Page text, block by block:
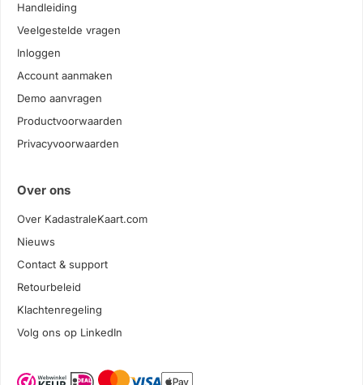
Handleiding
Veelgestelde vragen
Inloggen
Account aanmaken
Demo aanvragen
Productvoorwaarden
Privacyvoorwaarden
Over ons
Over KadastraleKaart.com
Nieuws
Contact & support
Retourbeleid
Klachtenregeling
Volg ons op LinkedIn